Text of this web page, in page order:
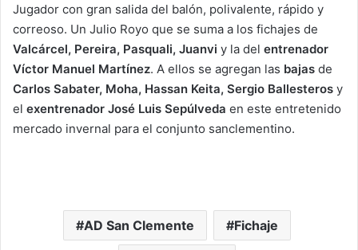
Jugador con gran salida del balón, polivalente, rápido y
correoso. Un Julio Royo que se suma a los fichajes de
Valcárcel, Pereira, Pasquali, Juanvi y la del entrenador
Víctor Manuel Martínez. A ellos se agregan las bajas de
Carlos Sabater, Moha, Hassan Keita, Sergio Ballesteros y
el exentrenador José Luis Sepúlveda en este entretenido
mercado invernal para el conjunto sanclementino.
AD San Clemente Fichaje